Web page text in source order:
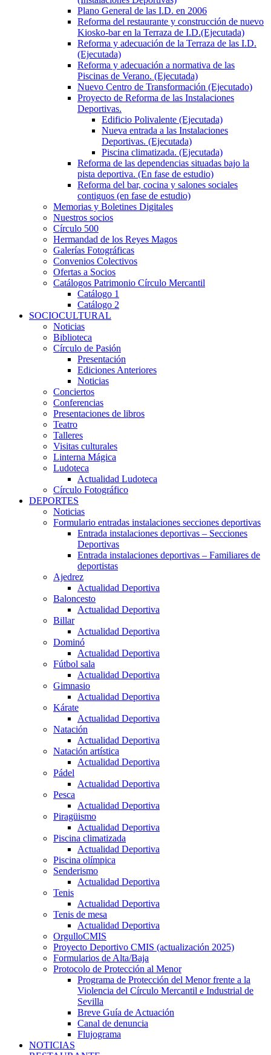
Plano General de las I.D. en 2006
Reforma del restaurante y construcción de nuevo
Kiosko-bar en la Terraza de I.D.(Ejecutada)
Reforma y adecuación de la Terraza de las I.D.
(Ejecutada)
Reforma y adecuación a normativa de las
Piscinas de Verano. (Ejecutada)
Nuevo Centro de Transformación (Ejecutado)
Proyecto de Reforma de las Instalaciones
Deportivas.
Edificio Polivalente (Ejecutada)
Nueva entrada a las Instalaciones
Deportivas. (Ejecutada)
Piscina climatizada. (Ejecutada)
Reforma de las dependencias situadas bajo la
pista deportiva. (En fase de estudio)
Reforma del bar, cocina y salones sociales
contiguos (en fase de estudio)
Memorias y Boletines Digitales
Nuestros socios
Círculo 500
Hermandad de los Reyes Magos
Galerías Fotográficas
Convenios Colectivos
Ofertas a Socios
Catálogos Patrimonio Círculo Mercantil
Catálogo 1
Catálogo 2
SOCIOCULTURAL
Noticias
Biblioteca
Círculo de Pasión
Presentación
Ediciones Anteriores
Noticias
Conciertos
Conferencias
Presentaciones de libros
Teatro
Talleres
Visitas culturales
Linterna Mágica
Ludoteca
Actualidad Ludoteca
Círculo Fotográfico
DEPORTES
Noticias
Formulario entradas instalaciones secciones deportivas
Entrada instalaciones deportivas – Secciones
Deportivas
Entrada instalaciones deportivas – Familiares de
deportistas
Ajedrez
Actualidad Deportiva
Baloncesto
Actualidad Deportiva
Billar
Actualidad Deportiva
Dominó
Actualidad Deportiva
Fútbol sala
Actualidad Deportiva
Gimnasio
Actualidad Deportiva
Kárate
Actualidad Deportiva
Natación
Actualidad Deportiva
Natación artística
Actualidad Deportiva
Pádel
Actualidad Deportiva
Pesca
Actualidad Deportiva
Piragüismo
Actualidad Deportiva
Piscina climatizada
Actualidad Deportiva
Piscina olímpica
Senderismo
Actualidad Deportiva
Tenis
Actualidad Deportiva
Tenis de mesa
Actualidad Deportiva
OrgulloCMIS
Proyecto Deportivo CMIS (actualización 2025)
Formularios de Alta/Baja
Protocolo de Protección al Menor
Programa de Protección del Menor frente a la
Violencia del Círculo Mercantil e Industrial de
Sevilla
Breve Guía de Actuación
Canal de denuncia
Flujograma
NOTICIAS